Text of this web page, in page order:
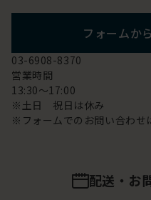
フォームか
03-6908-8370
営業時間
13:30～17:00
※土日 祝日は休み
※フォームでのお問い合わせ
配送・お